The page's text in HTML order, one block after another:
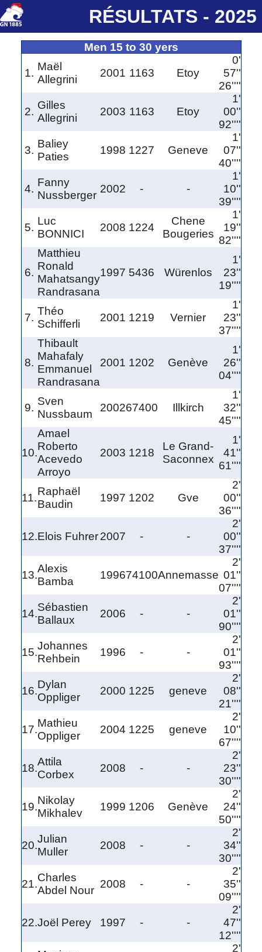
RÉSULTATS - 2025
Men 15 to 30 yers
1.
Maël
Allegrini
2001 1163 Etoy
0'
57''
26''''
2.
Gilles
Allegrini
2003 1163 Etoy
1'
00''
92''''
3.
Baliey
Paties
1998 1227 Geneve
1'
07''
40''''
4.
Fanny
Nussberger
2002 - -
1'
10''
39''''
5.
Luc
BONNICI
2008 1224
Chene
Bougeries
1'
19''
82''''
6.
Matthieu
Ronald
Mahatsangy
Randrasana
1997 5436 Würenlos
1'
23''
19''''
7.
Théo
Schifferli
2001 1219 Vernier
1'
23''
37''''
8.
Thibault
Mahafaly
Emmanuel
Randrasana
2001 1202 Genève
1'
26''
04''''
9.
Sven
Nussbaum
200267400 Illkirch
1'
32''
45''''
10.
Amael
Roberto
Acevedo
Arroyo
2003 1218
Le Grand-
Saconnex
1'
41''
61''''
11.
Raphaël
Baudin
1997 1202 Gve
2'
00''
36''''
12.Elois Fuhrer 2007 - -
2'
00''
37''''
13.
Alexis
Bamba
199674100Annemasse
2'
01''
07''''
14.
Sébastien
Ballaux
2006 - -
2'
01''
90''''
15.
Johannes
Rehbein
1996 - -
2'
01''
93''''
16.
Dylan
Oppliger
2000 1225 geneve
2'
08''
21''''
17.
Mathieu
Oppliger
2004 1225 geneve
2'
10''
67''''
18.
Attila
Corbex
2008 - -
2'
23''
30''''
19.
Nikolay
Mikhalev
1999 1206 Genève
2'
24''
50''''
20.
Julian
Muller
2008 - -
2'
34''
30''''
21.
Charles
Abdel Nour
2008 - -
2'
35''
09''''
22.Joël Perey 1997 - -
2'
47''
12''''
2'